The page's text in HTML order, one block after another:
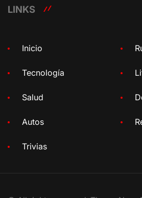
LINKS
Inicio
Tecnología
Salud
Autos
Trivias